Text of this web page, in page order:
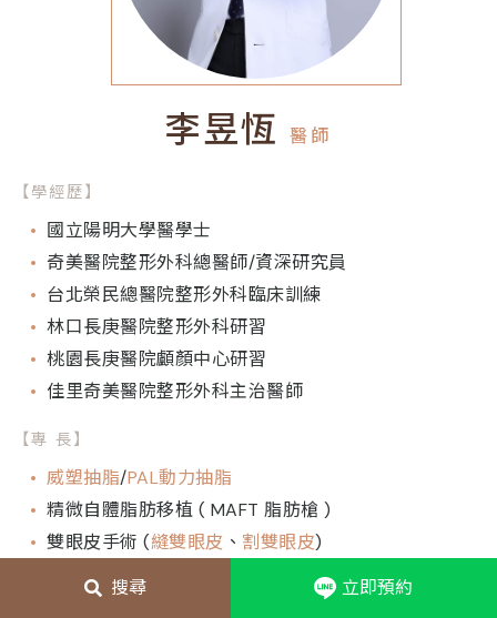
搜尋 立即預約
李昱恆 醫師
【學經歷】
國立陽明大學醫學士
奇美醫院整形外科總醫師/資深研究員
台北榮民總醫院整形外科臨床訓練
林口長庚醫院整形外科研習
桃園長庚醫院顱顏中心研習
佳里奇美醫院整形外科主治醫師
【專 長】
威塑抽脂/PAL動力抽脂
精微自體脂肪移植 ( MAFT 脂肪槍 )
雙眼皮手術 (縫雙眼皮 、 割雙眼皮)
眼袋手術